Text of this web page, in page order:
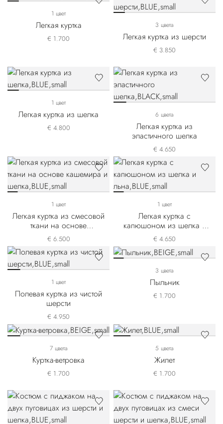
1 цвет
Легкая куртка
€ 1.700
3 цвета
Легкая куртка из шерсти
€ 3.850
1 цвет
Легкая куртка из шелка
€ 4.800
6 цвета
Легкая куртка из
эластичного шелка
€ 4.650
1 цвет
Легкая куртка из смесовой
ткани на основе
кашемира и шелка
€ 6.500
1 цвет
Легкая куртка с
капюшоном из шелка и
льна
€ 4.650
1 цвет
Полевая куртка из чистой
шерсти
€ 4.950
3 цвета
Пыльник
€ 1.700
7 цвета
Куртка-ветровка
€ 1.700
5 цвета
Жилет
€ 1.700